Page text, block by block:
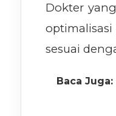
Dokter
sesuai
Baca Juga: